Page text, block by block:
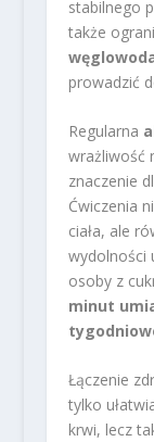
stabilnego
także
prowadzić
Regularna
wrażliwość
znaczenie
Ćwiczenia
ciała, ale
wydolności
osoby z
minut
Łączenie
tylko
krwi, lecz